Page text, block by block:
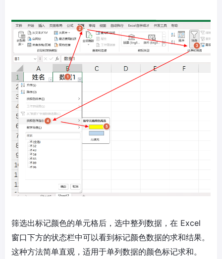
筛选出标记颜色的单元格后，选中整列数据，在 Excel
窗口下方的状态栏中可以看到标记颜色数据的求和结果。
这种方法简单直观，适用于单列数据的颜色标记求和。